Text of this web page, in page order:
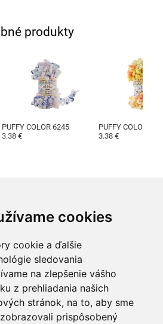
cookies
cookie a ďalšie
sledovania
na zlepšenie vášho
z prehliadania našich
stránok, na to, aby sme
prispôsobený
produkty
PUFFY COLOR 6245
3.38 €
PUFFY COLOR
3.38 €